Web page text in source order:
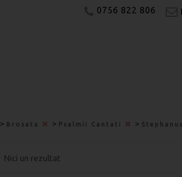
0756 822 806
> Brosata > Psalmii Cantati >
Nici un rezultat